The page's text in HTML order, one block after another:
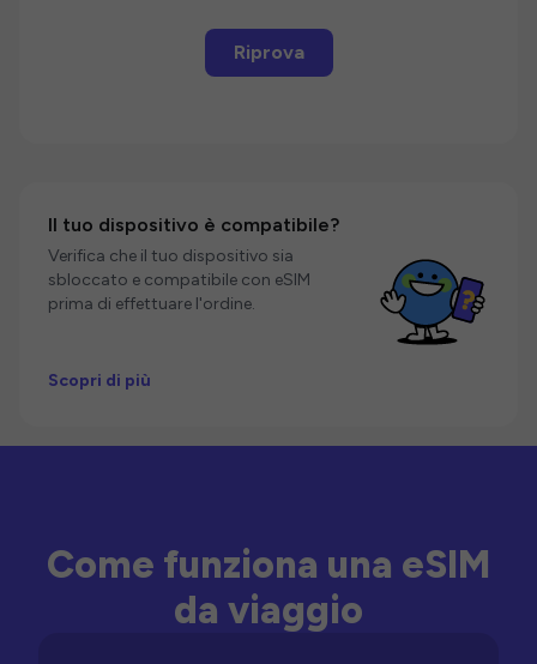
Riprova
Il tuo dispositivo è compatibile?
Verifica che il tuo dispositivo sia
sbloccato e compatibile con eSIM
prima di effettuare l'ordine.
Scopri di più
Come funziona una eSIM
da viaggio